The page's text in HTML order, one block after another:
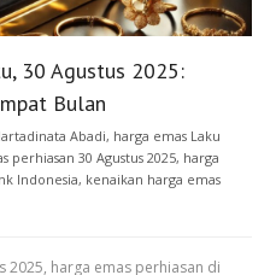
30 Agustus 2025:
Bulan
Abadi, harga emas Laku
perhiasan 30 Agustus 2025, harga
Indonesia, kenaikan harga emas
2025, harga emas perhiasan di